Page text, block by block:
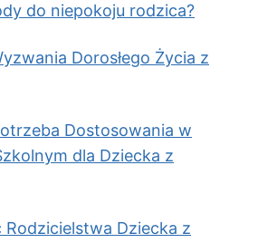
do niepokoju rodzica?
Dorosłego Życia z
Dostosowania w
dla Dziecka z
Dziecka z